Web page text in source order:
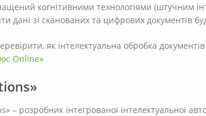
когнітивними технологіями (штучним
дані зі сканованих та цифрових документів
як інтелектуальна обробка
Online»
– розробник інтегрованої інтелектуальної